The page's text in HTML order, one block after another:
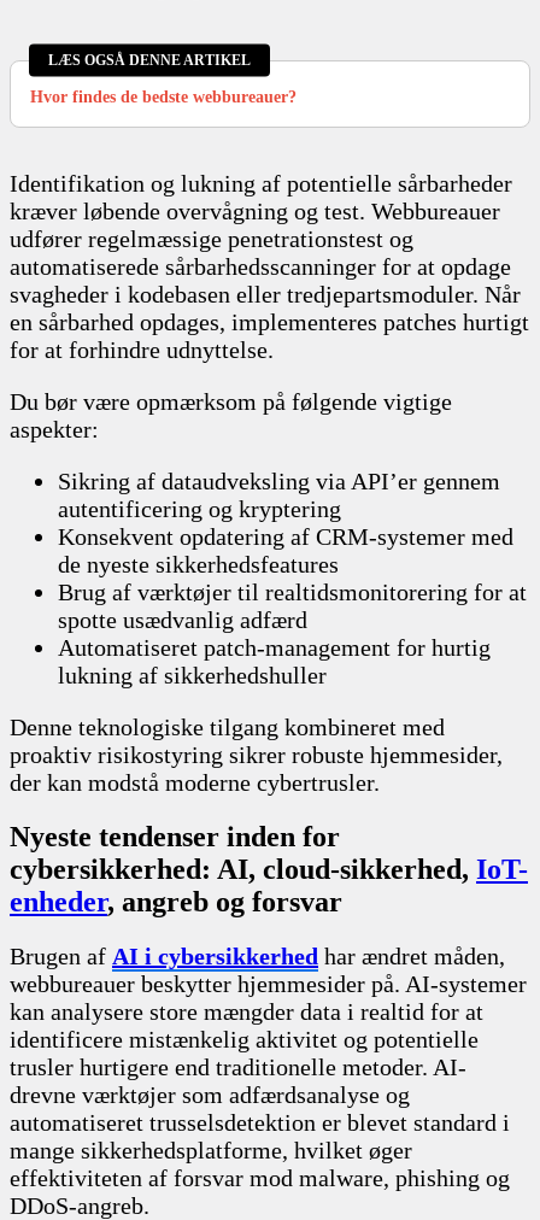
LÆS OGSÅ DENNE ARTIKEL
Hvor findes de bedste webbureauer?
Identifikation og lukning af potentielle sårbarheder
kræver løbende overvågning og test. Webbureauer
udfører regelmæssige penetrationstest og
automatiserede sårbarhedsscanninger for at opdage
svagheder i kodebasen eller tredjepartsmoduler. Når
en sårbarhed opdages, implementeres patches hurtigt
for at forhindre udnyttelse.
Du bør være opmærksom på følgende vigtige
aspekter:
Sikring af dataudveksling via API’er gennem
autentificering og kryptering
Konsekvent opdatering af CRM-systemer med
de nyeste sikkerhedsfeatures
Brug af værktøjer til realtidsmonitorering for at
spotte usædvanlig adfærd
Automatiseret patch-management for hurtig
lukning af sikkerhedshuller
Denne teknologiske tilgang kombineret med
proaktiv risikostyring sikrer robuste hjemmesider,
der kan modstå moderne cybertrusler.
Nyeste tendenser inden for
cybersikkerhed: AI, cloud-sikkerhed, IoT-
enheder, angreb og forsvar
Brugen af AI i cybersikkerhed har ændret måden,
webbureauer beskytter hjemmesider på. AI-systemer
kan analysere store mængder data i realtid for at
identificere mistænkelig aktivitet og potentielle
trusler hurtigere end traditionelle metoder. AI-
drevne værktøjer som adfærdsanalyse og
automatiseret trusselsdetektion er blevet standard i
mange sikkerhedsplatforme, hvilket øger
effektiviteten af forsvar mod malware, phishing og
DDoS-angreb.